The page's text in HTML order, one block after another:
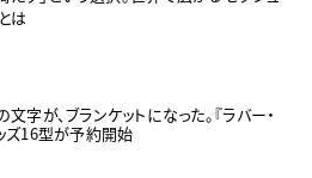
は
字が、ブランケットになった。『ラバー・
ズ16型が予約開始